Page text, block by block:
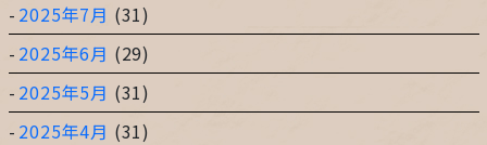
2025年7月 (31)
2025年6月 (29)
2025年5月 (31)
2025年4月 (31)